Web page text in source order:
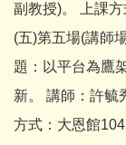
副教授)。 上課
(五)第五場(講師
題：以平台為鷹
新。 講師：許毓
方式：大恩館